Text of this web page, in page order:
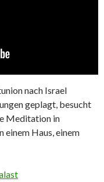
nach Israel
geplagt, besucht
Meditation in
einem Haus, einem